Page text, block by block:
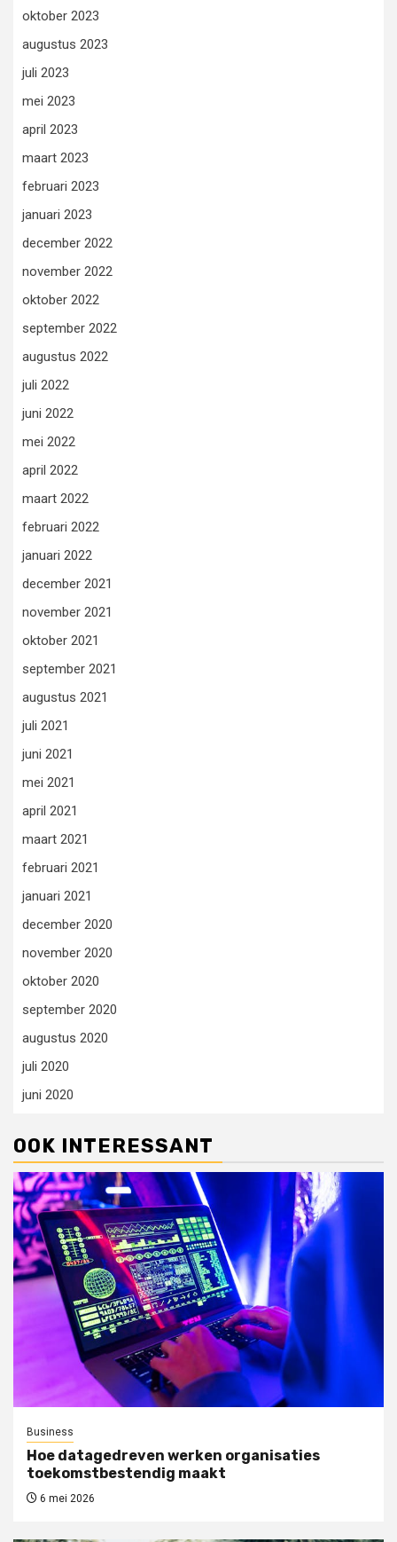
oktober 2023
augustus 2023
juli 2023
mei 2023
april 2023
maart 2023
februari 2023
januari 2023
december 2022
november 2022
oktober 2022
september 2022
augustus 2022
juli 2022
juni 2022
mei 2022
april 2022
maart 2022
februari 2022
januari 2022
december 2021
november 2021
oktober 2021
september 2021
augustus 2021
juli 2021
juni 2021
mei 2021
april 2021
maart 2021
februari 2021
januari 2021
december 2020
november 2020
oktober 2020
september 2020
augustus 2020
juli 2020
juni 2020
OOK INTERESSANT
Business
Hoe datagedreven werken organisaties
toekomstbestendig maakt
6 mei 2026